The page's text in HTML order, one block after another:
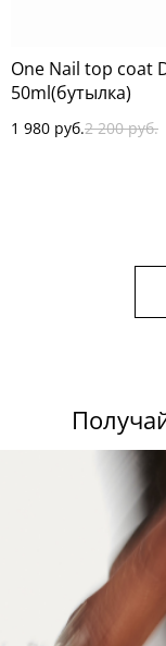
One Nail top coat
50ml(бутылка)
1 980 руб.2 200 руб.